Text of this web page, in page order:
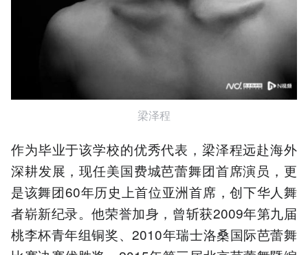
梁泽程
作为毕业于该学校的优秀代表，梁泽程远赴海外
深耕发展，现任美国费城芭蕾舞团首席演员，更
是该舞团60年历史上首位亚洲首席，创下华人舞
者崭新纪录。他荣誉加身，曾斩获2009年第九届
桃李杯青年组铜奖、2010年瑞士洛桑国际芭蕾舞